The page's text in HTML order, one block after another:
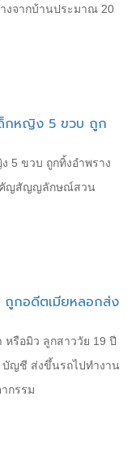
งจากบ้านประมาณ 20
ด็กหญิง 5 ขวบ ถูก
5 ขวบ ถูกทิ้งอำพราง
ำคัญสัญญลักษณ์สวน
ถูกอดีตเมียหลอกส่ง
รือมิว ลูกสาววัย 19 ปี
บัญชี ส่งขึ้นรถไปทำงาน
กรรม